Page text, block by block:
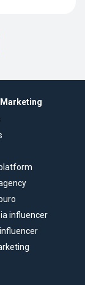
influencer